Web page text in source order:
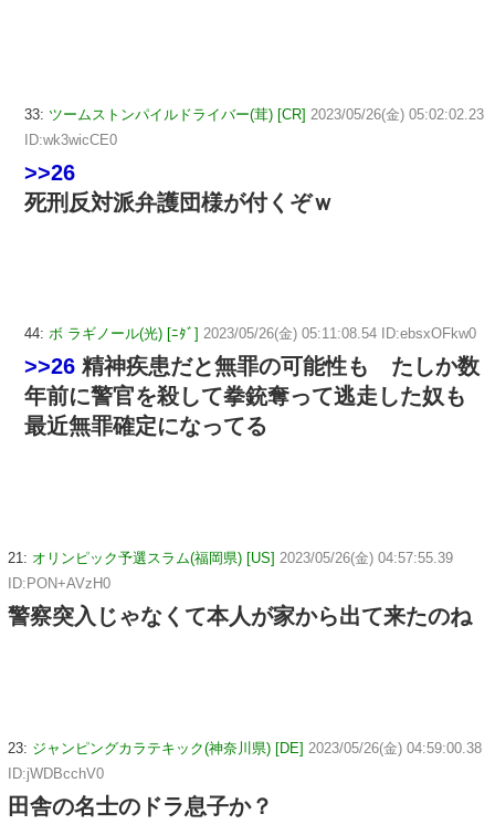
33: ツームストンパイルドライバー(茸) [CR] 2023/05/26(金) 05:02:02.23
ID:wk3wicCE0
>>26
死刑反対派弁護団様が付くぞｗ
44: ボ ラギノール(光) [ﾆﾀﾞ] 2023/05/26(金) 05:11:08.54 ID:ebsxOFkw0
>>26 精神疾患だと無罪の可能性も たしか数
年前に警官を殺して拳銃奪って逃走した奴も
最近無罪確定になってる
21: オリンピック予選スラム(福岡県) [US] 2023/05/26(金) 04:57:55.39
ID:PON+AVzH0
警察突入じゃなくて本人が家から出て来たのね
23: ジャンピングカラテキック(神奈川県) [DE] 2023/05/26(金) 04:59:00.38
ID:jWDBcchV0
田舎の名士のドラ息子か？